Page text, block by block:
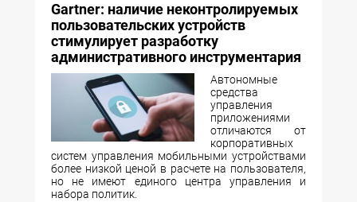
Gartner: наличие неконтролируемых
пользовательских устройств
стимулирует разработку
административного инструментария
Автономные
средства
управления
приложениями
отличаются от
корпоративных
систем управления мобильными устройствами
более низкой ценой в расчете на пользователя,
но не имеют единого центра управления и
набора политик.